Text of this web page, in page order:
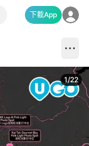
下載App
1/22